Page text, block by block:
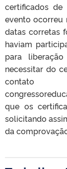
certificados
evento ocorreu
datas corretas
haviam
para
necessitar do
que os
solicitando
da